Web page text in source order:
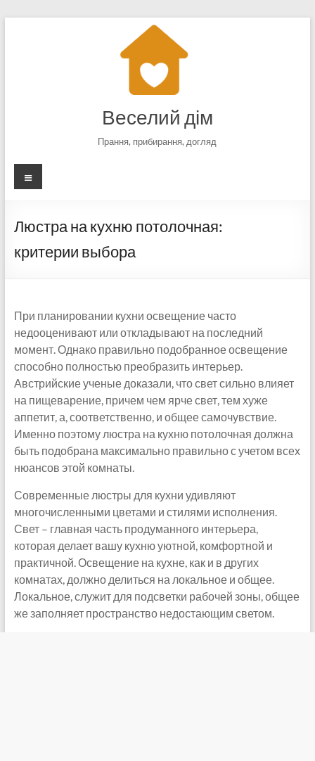
Веселий дім
Прання, прибирання, догляд
Меню
Люстра на кухню потолочная:
критерии выбора
При планировании кухни освещение часто
недооценивают или откладывают на последний
момент. Однако правильно подобранное освещение
способно полностью преобразить интерьер.
Австрийские ученые доказали, что свет сильно влияет
на пищеварение, причем чем ярче свет, тем хуже
аппетит, а, соответственно, и общее самочувствие.
Именно поэтому люстра на кухню потолочная должна
быть подобрана максимально правильно с учетом всех
нюансов этой комнаты.
Современные люстры для кухни удивляют
многочисленными цветами и стилями исполнения.
Свет – главная часть продуманного интерьера,
которая делает вашу кухню уютной, комфортной и
практичной. Освещение на кухне, как и в других
комнатах, должно делиться на локальное и общее.
Локальное, служит для подсветки рабочей зоны, общее
же заполняет пространство недостающим светом.